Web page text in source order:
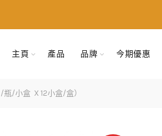
主頁 產品 品牌 今期優惠
/小盒 X 12小盒/盒）